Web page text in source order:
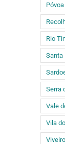
Rio
Santa
Serra
Vale
Vila